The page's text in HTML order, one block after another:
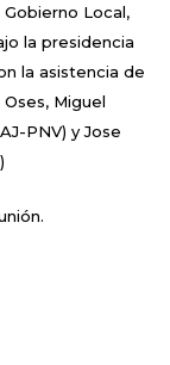
Gobierno Local,
la presidencia
la asistencia de
Miguel
PNV) y Jose